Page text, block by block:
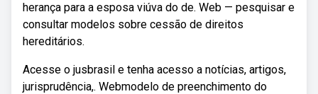
herança para a esposa viúva do de. Web — pesquisar e
consultar modelos sobre cessão de direitos
hereditários.
Acesse o jusbrasil e tenha acesso a notícias, artigos,
jurisprudência,. Webmodelo de preenchimento do